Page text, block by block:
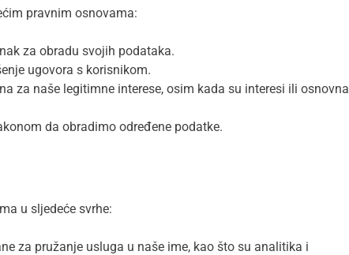
pravnim osnovama:
za obradu svojih podataka.
ugovora s korisnikom.
za naše legitimne interese, osim kada su interesi ili osnovna
da obradimo određene podatke.
u sljedeće svrhe:
za pružanje usluga u naše ime, kao što su analitika i